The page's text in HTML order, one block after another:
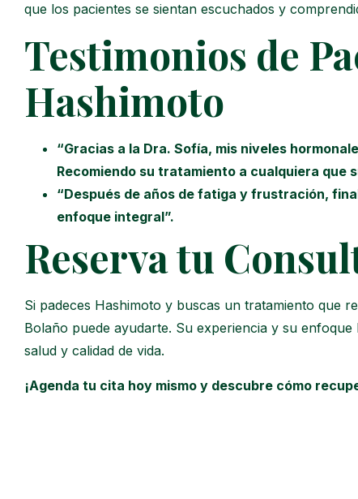
que los pacientes se sientan escuchados y
Testimonios de
Hashimoto
“Gracias a la Dra. Sofía, mis niveles
Recomiendo su tratamiento a cualquiera que
“Después de años de fatiga y frustración,
enfoque integral”.
Reserva tu
Si padeces Hashimoto y buscas un tratamiento que
Bolaño puede ayudarte. Su experiencia y su
salud y calidad de vida.
¡Agenda tu cita hoy mismo y descubre cómo